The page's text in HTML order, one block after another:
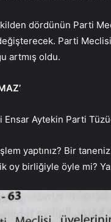
dördünün Parti
Parti
artmış oldu.
Ensar Aytekin Parti
yaptınız? Bir
oy birliğiyle öyle mi?